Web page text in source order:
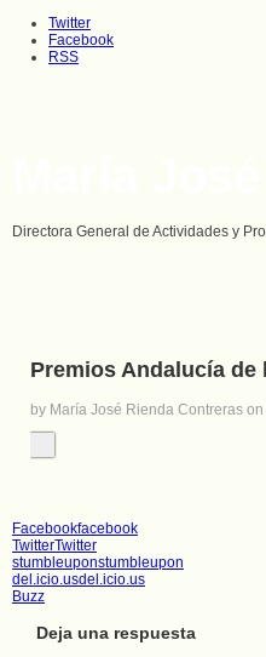
Twitter
Facebook
RSS
Directora General de Actividades y
Premios Andalucía de
by María José Rienda Contreras
Facebookfacebook
TwitterTwitter
stumbleuponstumbleupon
del.icio.usdel.icio.us
Buzz
Deja una respuesta